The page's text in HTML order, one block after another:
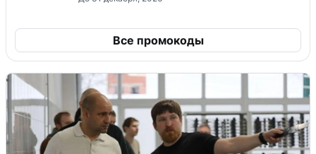
Все промокоды